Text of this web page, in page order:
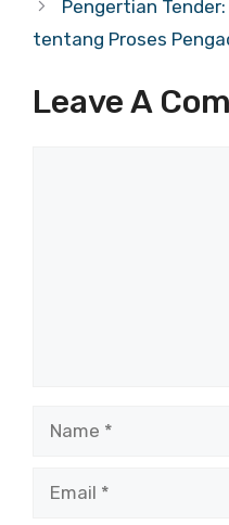
Pengertian
tentang Proses
Leave A